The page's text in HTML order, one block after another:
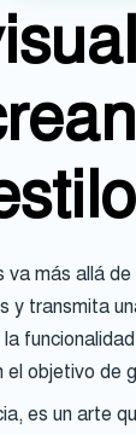
más allá
y transmita
objetivo de
es un arte